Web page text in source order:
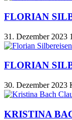
FLORIAN
31. Dezember 2023
FLORIAN
30. Dezember 2023
KRISTINA